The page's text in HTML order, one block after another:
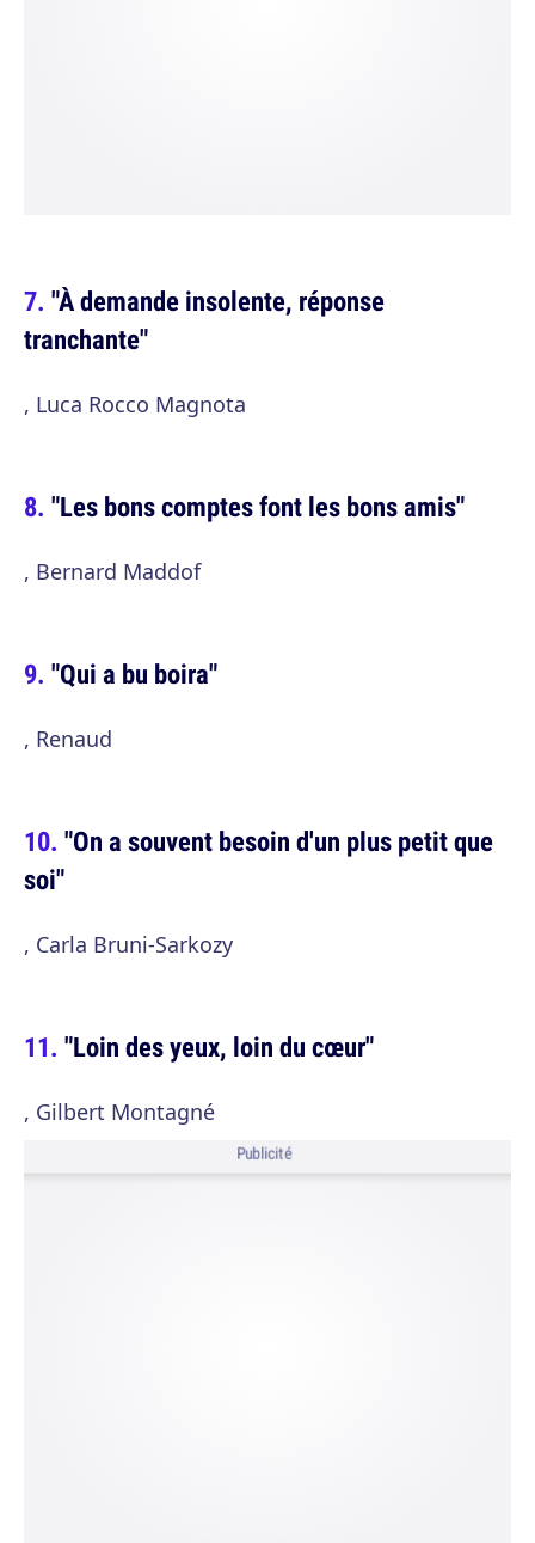
"À demande insolente, réponse
tranchante"
, Luca Rocco Magnota
"Les bons comptes font les bons amis"
, Bernard Maddof
"Qui a bu boira"
, Renaud
"On a souvent besoin d'un plus petit que
soi"
, Carla Bruni-Sarkozy
"Loin des yeux, loin du cœur"
, Gilbert Montagné
Publicité